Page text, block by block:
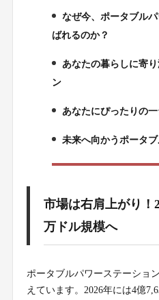
2.
なぜ今、ポータブル
ばれるのか？
3.
あなたの暮らしに寄
ン
4.
あなたにぴったりの
5.
未来へ向かうポータ
市場は右肩上がり！
万ドル規模へ
ポータブルパワーステーショ
えています。2026年には4億